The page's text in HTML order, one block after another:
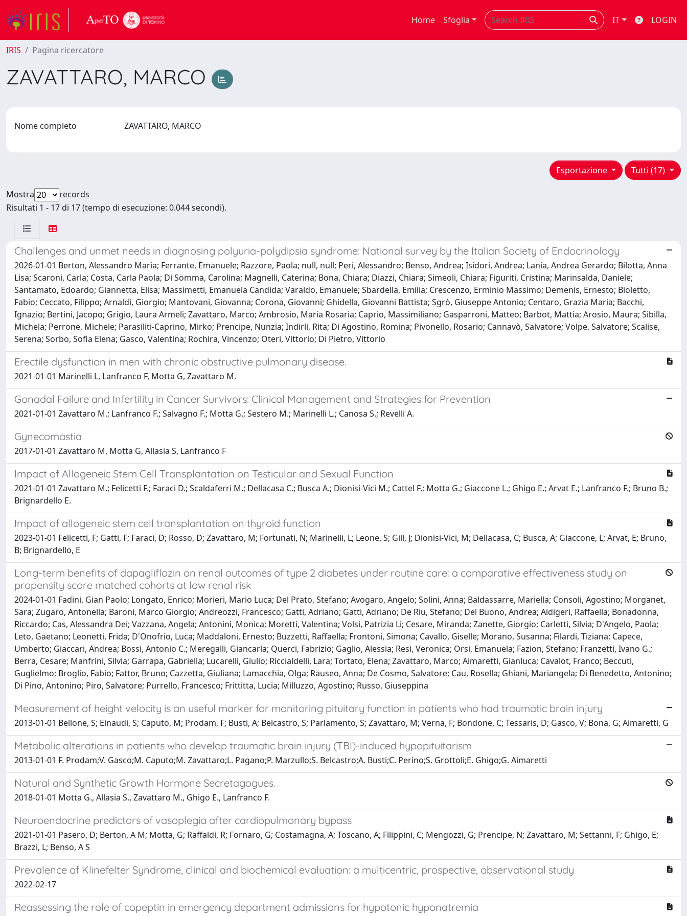
Home Sfoglia IT LOGIN
IRIS Pagina ricercatore
ZAVATTARO, MARCO
Nome completo ZAVATTARO, MARCO
Tutti (17)
Esportazione
Mostra
records
Risultati 1 - 17 di 17 (tempo di esecuzione: 0.044 secondi).
Challenges and unmet needs in diagnosing polyuria-polydipsia syndrome: National survey by the Italian Society of Endocrinology
2026-01-01 Berton, Alessandro Maria; Ferrante, Emanuele; Razzore, Paola; null, null; Peri, Alessandro; Benso, Andrea; Isidori, Andrea; Lania, Andrea Gerardo; Bilotta, Anna
Lisa; Scaroni, Carla; Costa, Carla Paola; Di Somma, Carolina; Magnelli, Caterina; Bona, Chiara; Diazzi, Chiara; Simeoli, Chiara; Figuriti, Cristina; Marinsalda, Daniele;
Santamato, Edoardo; Giannetta, Elisa; Massimetti, Emanuela Candida; Varaldo, Emanuele; Sbardella, Emilia; Crescenzo, Erminio Massimo; Demenis, Ernesto; Bioletto,
Fabio; Ceccato, Filippo; Arnaldi, Giorgio; Mantovani, Giovanna; Corona, Giovanni; Ghidella, Giovanni Battista; Sgrò, Giuseppe Antonio; Centaro, Grazia Maria; Bacchi,
Ignazio; Bertini, Jacopo; Grigio, Laura Armeli; Zavattaro, Marco; Ambrosio, Maria Rosaria; Caprio, Massimiliano; Gasparroni, Matteo; Barbot, Mattia; Arosio, Maura; Sibilla,
Michela; Perrone, Michele; Parasiliti-Caprino, Mirko; Prencipe, Nunzia; Indirli, Rita; Di Agostino, Romina; Pivonello, Rosario; Cannavò, Salvatore; Volpe, Salvatore; Scalise,
Serena; Sorbo, Sofia Elena; Gasco, Valentina; Rochira, Vincenzo; Oteri, Vittorio; Di Pietro, Vittorio
Erectile dysfunction in men with chronic obstructive pulmonary disease.
2021-01-01 Marinelli L, Lanfranco F, Motta G, Zavattaro M.
Gonadal Failure and Infertility in Cancer Survivors: Clinical Management and Strategies for Prevention
2021-01-01 Zavattaro M.; Lanfranco F.; Salvagno F.; Motta G.; Sestero M.; Marinelli L.; Canosa S.; Revelli A.
Gynecomastia
2017-01-01 Zavattaro M, Motta G, Allasia S, Lanfranco F
Impact of Allogeneic Stem Cell Transplantation on Testicular and Sexual Function
2021-01-01 Zavattaro M.; Felicetti F.; Faraci D.; Scaldaferri M.; Dellacasa C.; Busca A.; Dionisi-Vici M.; Cattel F.; Motta G.; Giaccone L.; Ghigo E.; Arvat E.; Lanfranco F.; Bruno B.;
Brignardello E.
Impact of allogeneic stem cell transplantation on thyroid function
2023-01-01 Felicetti, F; Gatti, F; Faraci, D; Rosso, D; Zavattaro, M; Fortunati, N; Marinelli, L; Leone, S; Gill, J; Dionisi-Vici, M; Dellacasa, C; Busca, A; Giaccone, L; Arvat, E; Bruno,
B; Brignardello, E
Long-term benefits of dapagliflozin on renal outcomes of type 2 diabetes under routine care: a comparative effectiveness study on
propensity score matched cohorts at low renal risk
2024-01-01 Fadini, Gian Paolo; Longato, Enrico; Morieri, Mario Luca; Del Prato, Stefano; Avogaro, Angelo; Solini, Anna; Baldassarre, Mariella; Consoli, Agostino; Morganet,
Sara; Zugaro, Antonella; Baroni, Marco Giorgio; Andreozzi, Francesco; Gatti, Adriano; Gatti, Adriano; De Riu, Stefano; Del Buono, Andrea; Aldigeri, Raffaella; Bonadonna,
Riccardo; Cas, Alessandra Dei; Vazzana, Angela; Antonini, Monica; Moretti, Valentina; Volsi, Patrizia Li; Cesare, Miranda; Zanette, Giorgio; Carletti, Silvia; D'Angelo, Paola;
Leto, Gaetano; Leonetti, Frida; D'Onofrio, Luca; Maddaloni, Ernesto; Buzzetti, Raffaella; Frontoni, Simona; Cavallo, Giselle; Morano, Susanna; Filardi, Tiziana; Capece,
Umberto; Giaccari, Andrea; Bossi, Antonio C.; Meregalli, Giancarla; Querci, Fabrizio; Gaglio, Alessia; Resi, Veronica; Orsi, Emanuela; Fazion, Stefano; Franzetti, Ivano G.;
Berra, Cesare; Manfrini, Silvia; Garrapa, Gabriella; Lucarelli, Giulio; Riccialdelli, Lara; Tortato, Elena; Zavattaro, Marco; Aimaretti, Gianluca; Cavalot, Franco; Beccuti,
Guglielmo; Broglio, Fabio; Fattor, Bruno; Cazzetta, Giuliana; Lamacchia, Olga; Rauseo, Anna; De Cosmo, Salvatore; Cau, Rosella; Ghiani, Mariangela; Di Benedetto, Antonino;
Di Pino, Antonino; Piro, Salvatore; Purrello, Francesco; Frittitta, Lucia; Milluzzo, Agostino; Russo, Giuseppina
Measurement of height velocity is an useful marker for monitoring pituitary function in patients who had traumatic brain injury
2013-01-01 Bellone, S; Einaudi, S; Caputo, M; Prodam, F; Busti, A; Belcastro, S; Parlamento, S; Zavattaro, M; Verna, F; Bondone, C; Tessaris, D; Gasco, V; Bona, G; Aimaretti, G
Metabolic alterations in patients who develop traumatic brain injury (TBI)-induced hypopituitarism
2013-01-01 F. Prodam;V. Gasco;M. Caputo;M. Zavattaro;L. Pagano;P. Marzullo;S. Belcastro;A. Busti;C. Perino;S. Grottoli;E. Ghigo;G. Aimaretti
Natural and Synthetic Growth Hormone Secretagogues.
2018-01-01 Motta G., Allasia S., Zavattaro M., Ghigo E., Lanfranco F.
Neuroendocrine predictors of vasoplegia after cardiopulmonary bypass
2021-01-01 Pasero, D; Berton, A M; Motta, G; Raffaldi, R; Fornaro, G; Costamagna, A; Toscano, A; Filippini, C; Mengozzi, G; Prencipe, N; Zavattaro, M; Settanni, F; Ghigo, E;
Brazzi, L; Benso, A S
Prevalence of Klinefelter Syndrome, clinical and biochemical evaluation: a multicentric, prospective, observational study
2022-02-17
Reassessing the role of copeptin in emergency department admissions for hypotonic hyponatremia